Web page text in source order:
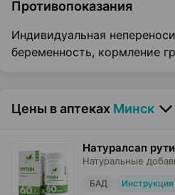
Противопоказания
Индивидуальная
беременность, кормление
Цены в аптеках Минск
Натуралсап
Натуральные
БАД Инструкция